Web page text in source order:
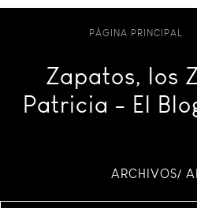
PÁGINA PRINCIPAL
Zapatos, los
Patricia - El
ARCHIVOS/